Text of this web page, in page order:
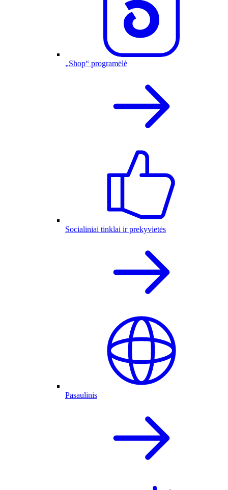
„Shop“ programėlė
Socialiniai tinklai ir prekyvietės
Pasaulinis